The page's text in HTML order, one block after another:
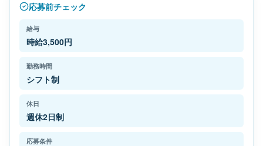
応募前チェック
給与
時給3,500円
勤務時間
シフト制
休日
週休2日制
応募条件